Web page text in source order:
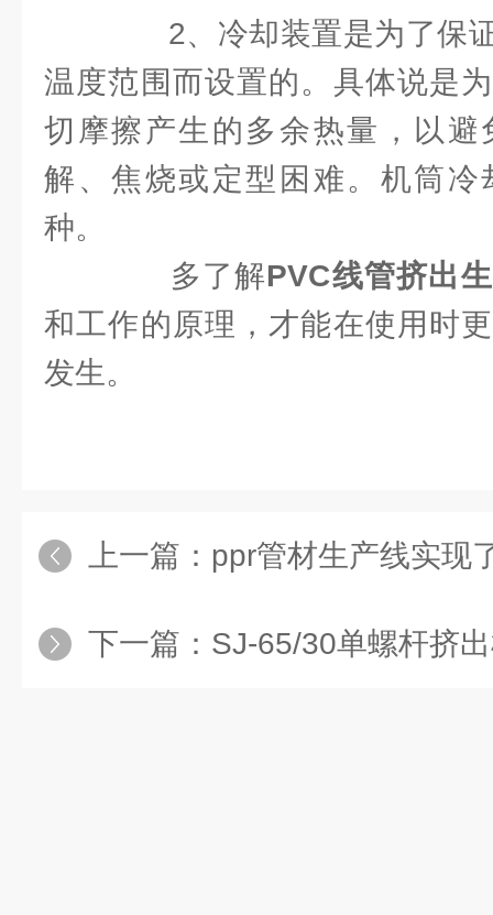
2、冷却装置是为了保证
温度范围而设置的。具体说是
切摩擦产生的多余热量，以避
解、焦烧或定型困难。机筒冷
种。
多了解PVC线管挤出
和工作的原理，才能在使用时
发生。
上一篇： ppr管材生产线实现
下一篇： SJ-65/30单螺杆挤